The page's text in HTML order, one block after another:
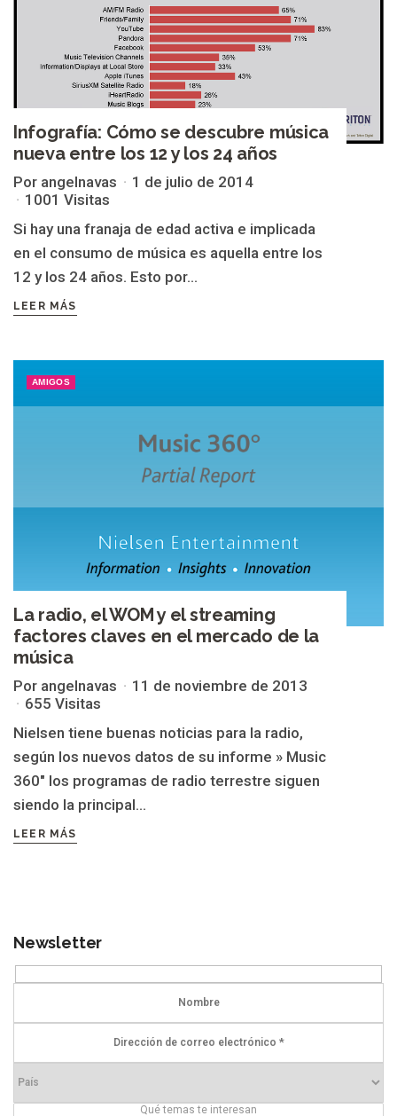
Infografía: Cómo se descubre música
nueva entre los 12 y los 24 años
Por angelnavas
1 de julio de 2014
1001 Visitas
Si hay una franaja de edad activa e implicada
en el consumo de música es aquella entre los
12 y los 24 años. Esto por...
LEER MÁS
AMIGOS
La radio, el WOM y el streaming
factores claves en el mercado de la
música
Por angelnavas
11 de noviembre de 2013
655 Visitas
Nielsen tiene buenas noticias para la radio,
según los nuevos datos de su informe » Music
360″ los programas de radio terrestre siguen
siendo la principal...
LEER MÁS
Newsletter